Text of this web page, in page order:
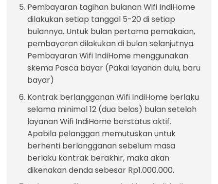
Pembayaran tagihan bulanan Wifi IndiHome
dilakukan setiap tanggal 5-20 di setiap
bulannya. Untuk bulan pertama pemakaian,
pembayaran dilakukan di bulan selanjutnya.
Pembayaran Wifi IndiHome menggunakan
skema Pasca bayar (Pakai layanan dulu, baru
bayar)
Kontrak berlangganan Wifi IndiHome berlaku
selama minimal 12 (dua belas) bulan setelah
layanan Wifi IndiHome berstatus aktif.
Apabila pelanggan memutuskan untuk
berhenti berlangganan sebelum masa
berlaku kontrak berakhir, maka akan
dikenakan denda sebesar Rp1.000.000.